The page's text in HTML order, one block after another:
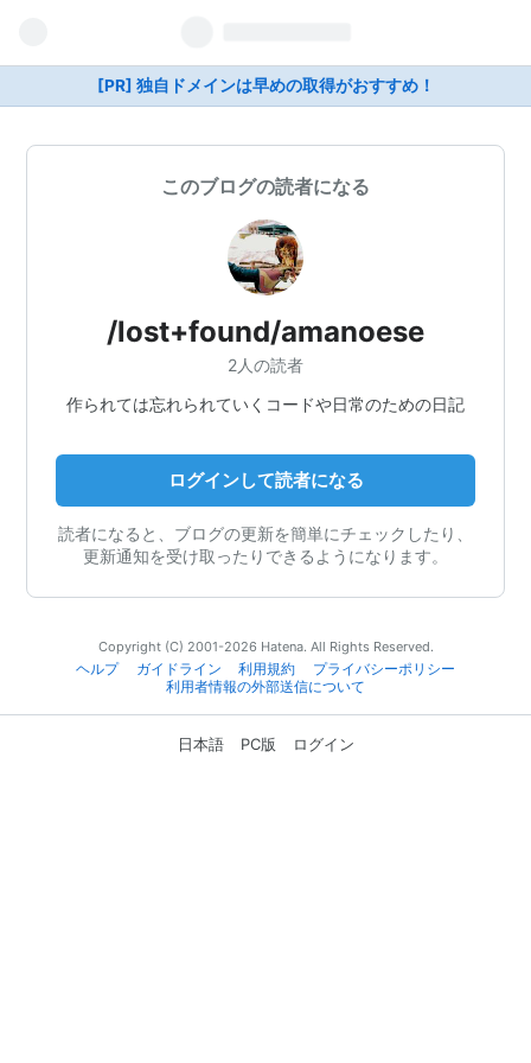
[PR] 独自ドメインは早めの取得がおすすめ！
このブログの読者になる
/lost+found/amanoese
2人の読者
作られては忘れられていくコードや日常のための日記
ログインして読者になる
読者になると、ブログの更新を簡単にチェックしたり、
更新通知を受け取ったりできるようになります。
Copyright (C) 2001-2026 Hatena. All Rights Reserved.
ヘルプ
ガイドライン 利用規約
プライバシーポリシー
利用者情報の外部送信について
日本語 PC版 ログイン